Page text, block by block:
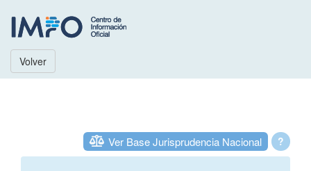
Volver
?
Ver Base Jurisprudencia Nacional